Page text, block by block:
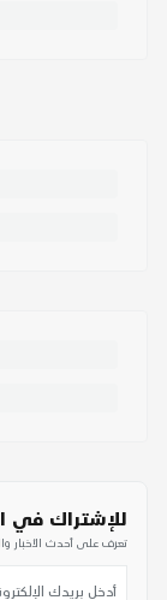
للإشتراك في
تعرف على أحدث الأخبار